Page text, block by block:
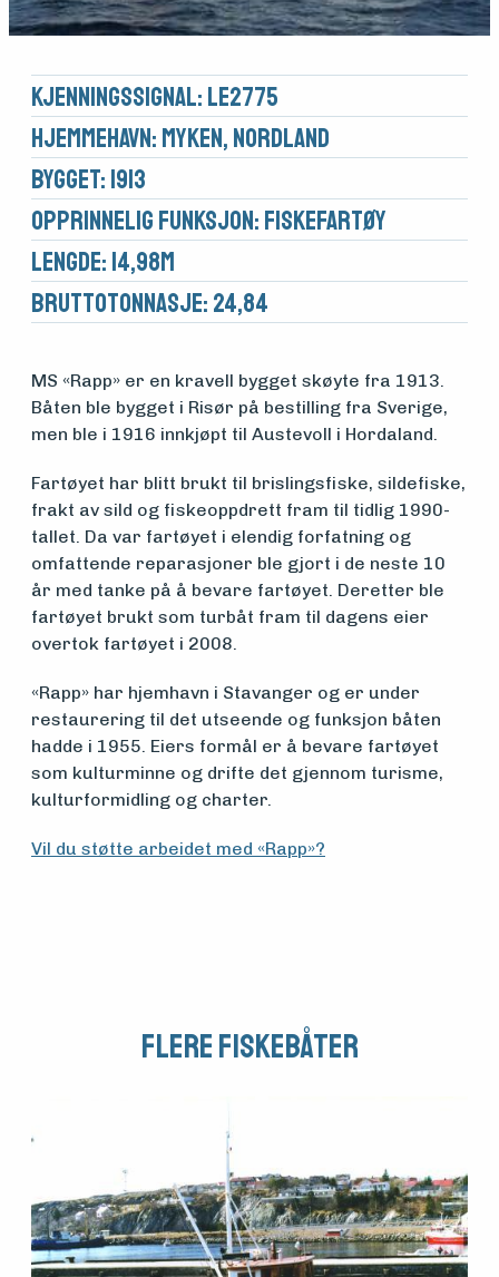
Medlemsfartøy
Søk
om
midler
Vern,
og drift
Om
foreningen
Kjennings­signal: LE2775
Hjemmehavn: Myken, Nordland
Bygget: 1913
Opprinnelig funksjon: Fiskefartøy
Lengde: 14,98m
Brutto­tonnasje: 24,84
MS «Rapp» er en kravell bygget skøyte fra 1913.
Båten ble bygget i Risør på bestilling fra Sverige,
men ble i 1916 innkjøpt til Austevoll i Hordaland.
Fartøyet har blitt brukt til brislingsfiske, sildefiske,
frakt av sild og fiskeoppdrett fram til tidlig 1990-
tallet. Da var fartøyet i elendig forfatning og
omfattende reparasjoner ble gjort i de neste 10
år med tanke på å bevare fartøyet. Deretter ble
fartøyet brukt som turbåt fram til dagens eier
overtok fartøyet i 2008.
«Rapp» har hjemhavn i Stavanger og er under
restaurering til det utseende og funksjon båten
hadde i 1955. Eiers formål er å bevare fartøyet
som kulturminne og drifte det gjennom turisme,
kulturformidling og charter.
Vil du støtte arbeidet med «Rapp»?
Flere fiskebåter